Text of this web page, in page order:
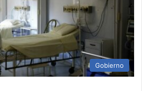
Gobierno